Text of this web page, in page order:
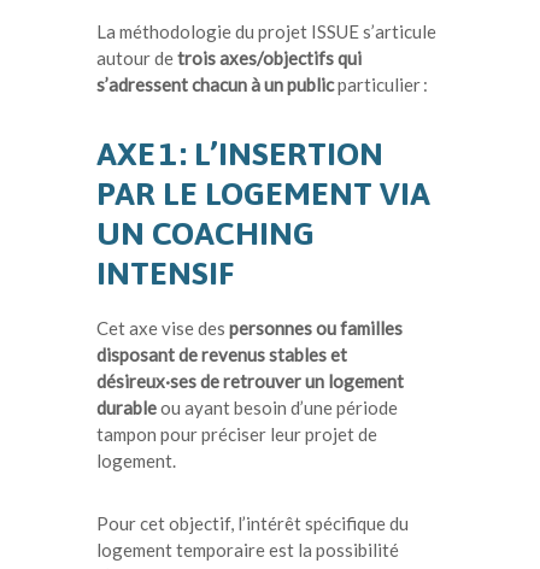
La méthodologie du projet ISSUE s’articule
autour detrois axes/objectifs qui
s’adressent chacun à un publicparticulier :
AXE 1 : L’INSERTION
PAR LE LOGEMENT VIA
UN COACHING
INTENSIF
Cet axe vise des personnes ou familles
disposant de revenus stables et
désireux·ses de retrouver un logement
durableou ayant besoin d’une période
tampon pour préciser leur projet de
logement.
Pour cet objectif, l’intérêt spécifique du
logement temporaire est la possibilité